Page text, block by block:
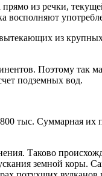
из речки,
восполняют
из
Поэтому так
подземных вод.
тыс. Суммарная
Таково
земной коры.